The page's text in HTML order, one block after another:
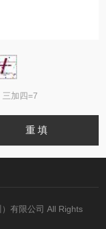
加四=7
有限公司 All Rights